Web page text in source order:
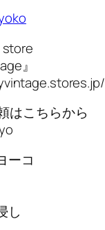
』
はこちらから
ーコ
し